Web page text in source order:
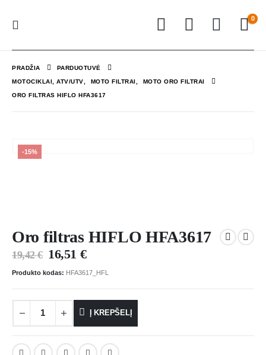
0
PRADŽIA PARDUOTUVĖ
MOTOCIKLAI, ATV/UTV MOTO FILTRAI MOTO ORO FILTRAI
ORO FILTRAS HIFLO HFA3617
-15%
Oro filtras HIFLO HFA3617
19,42€ 16,51 €
Produkto kodas: HFA3617_HFL
Į KREPŠELĮ